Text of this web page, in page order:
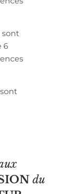
sont
6
du